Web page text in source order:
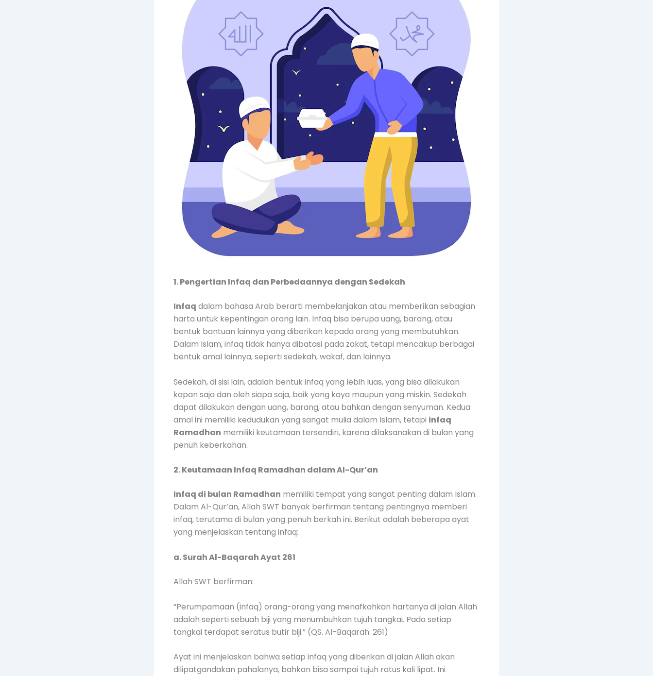
1. Pengertian Infaq dan Perbedaannya dengan Sedekah
Infaq dalam bahasa Arab berarti membelanjakan atau memberikan sebagian
harta untuk kepentingan orang lain. Infaq bisa berupa uang, barang, atau
bentuk bantuan lainnya yang diberikan kepada orang yang membutuhkan.
Dalam Islam, infaq tidak hanya dibatasi pada zakat, tetapi mencakup berbagai
bentuk amal lainnya, seperti sedekah, wakaf, dan lainnya.
Sedekah, di sisi lain, adalah bentuk infaq yang lebih luas, yang bisa dilakukan
kapan saja dan oleh siapa saja, baik yang kaya maupun yang miskin. Sedekah
dapat dilakukan dengan uang, barang, atau bahkan dengan senyuman. Kedua
amal ini memiliki kedudukan yang sangat mulia dalam Islam, tetapi infaq
Ramadhan memiliki keutamaan tersendiri, karena dilaksanakan di bulan yang
penuh keberkahan.
2. Keutamaan Infaq Ramadhan dalam Al-Qur’an
Infaq di bulan Ramadhan memiliki tempat yang sangat penting dalam Islam.
Dalam Al-Qur’an, Allah SWT banyak berfirman tentang pentingnya memberi
infaq, terutama di bulan yang penuh berkah ini. Berikut adalah beberapa ayat
yang menjelaskan tentang infaq:
a. Surah Al-Baqarah Ayat 261
Allah SWT berfirman:
“Perumpamaan (infaq) orang-orang yang menafkahkan hartanya di jalan Allah
adalah seperti sebuah biji yang menumbuhkan tujuh tangkai. Pada setiap
tangkai terdapat seratus butir biji.” (QS. Al-Baqarah: 261)
Ayat ini menjelaskan bahwa setiap infaq yang diberikan di jalan Allah akan
dilipatgandakan pahalanya, bahkan bisa sampai tujuh ratus kali lipat. Ini